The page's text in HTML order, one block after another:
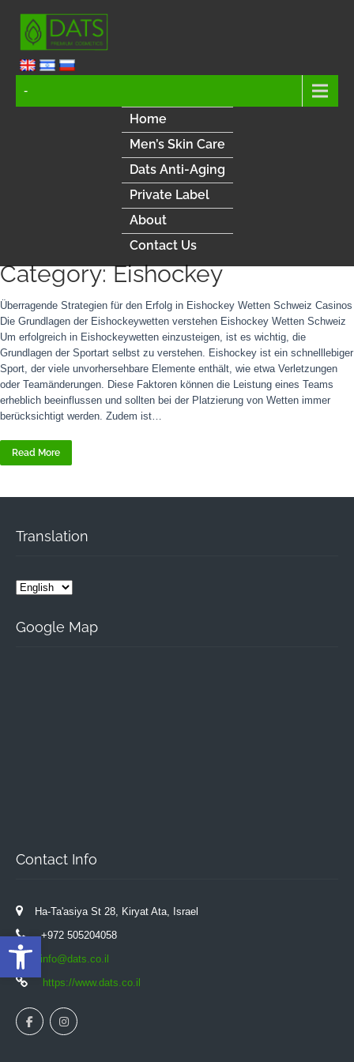
-
Home
Men’s Skin Care
Dats Anti-Aging
Private Label
About
Contact Us
Category: Eishockey
Überragende Strategien für den Erfolg in Eishockey Wetten Schweiz Casinos
Die Grundlagen der Eishockeywetten verstehen Eishockey Wetten Schweiz
Um erfolgreich in Eishockeywetten einzusteigen, ist es wichtig, die
Grundlagen der Sportart selbst zu verstehen. Eishockey ist ein schnelllebiger
Sport, der viele unvorhersehbare Elemente enthält, wie etwa Verletzungen
oder Teamänderungen. Diese Faktoren können die Leistung eines Teams
erheblich beeinflussen und sollten bei der Platzierung von Wetten immer
berücksichtigt werden. Zudem ist…
Read More
Translation
Google Map
Contact Info
Ha-Ta'asiya St 28, Kiryat Ata, Israel
+972 505204058
info@dats.co.il
https://www.dats.co.il
Open toolbar